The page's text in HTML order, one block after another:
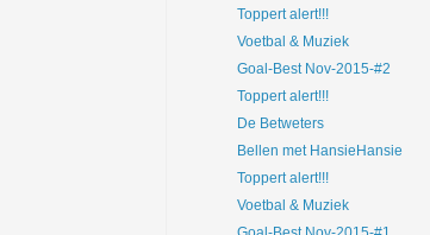
Toppert alert!!!
Voetbal & Muziek
Goal-Best Nov-2015-#2
Toppert alert!!!
De Betweters
Bellen met HansieHansie
Toppert alert!!!
Voetbal & Muziek